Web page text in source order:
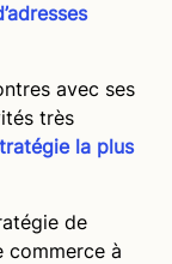
avec ses
très
la plus
de
commerce à